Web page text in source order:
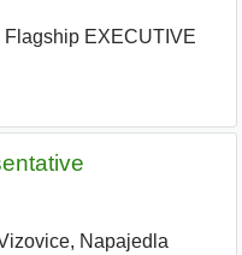
Flagship EXECUTIVE
Napajedla